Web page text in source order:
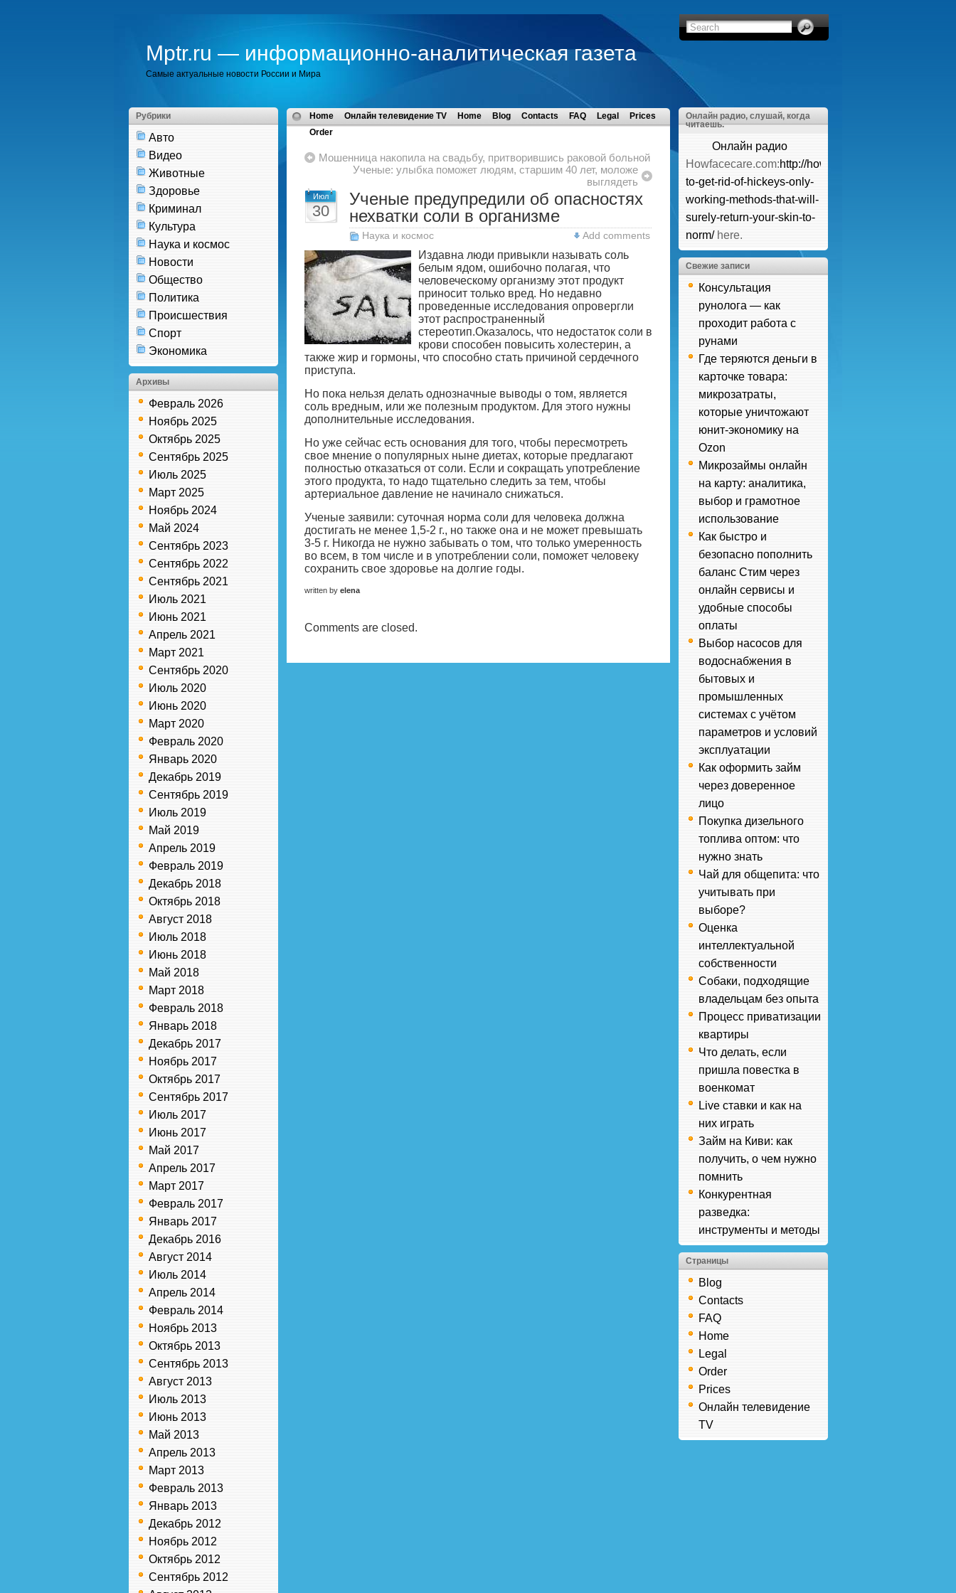
Mptr.ru — информационно-аналитическая газета
Самые актуальные новости России и Мира
Рубрики
Авто
Видео
Животные
Здоровье
Криминал
Культура
Наука и космос
Новости
Общество
Политика
Происшествия
Спорт
Экономика
Архивы
Февраль 2026
Ноябрь 2025
Октябрь 2025
Сентябрь 2025
Июль 2025
Март 2025
Ноябрь 2024
Май 2024
Сентябрь 2023
Сентябрь 2022
Сентябрь 2021
Июль 2021
Июнь 2021
Апрель 2021
Март 2021
Сентябрь 2020
Июль 2020
Июнь 2020
Март 2020
Февраль 2020
Январь 2020
Декабрь 2019
Сентябрь 2019
Июль 2019
Май 2019
Апрель 2019
Февраль 2019
Декабрь 2018
Октябрь 2018
Август 2018
Июль 2018
Июнь 2018
Май 2018
Март 2018
Февраль 2018
Январь 2018
Декабрь 2017
Ноябрь 2017
Октябрь 2017
Сентябрь 2017
Июль 2017
Июнь 2017
Май 2017
Апрель 2017
Март 2017
Февраль 2017
Январь 2017
Декабрь 2016
Август 2014
Июль 2014
Апрель 2014
Февраль 2014
Ноябрь 2013
Октябрь 2013
Сентябрь 2013
Август 2013
Июль 2013
Июнь 2013
Май 2013
Апрель 2013
Март 2013
Февраль 2013
Январь 2013
Декабрь 2012
Ноябрь 2012
Октябрь 2012
Сентябрь 2012
Home Онлайн телевидение TV Home Blog Contacts FAQ Legal
Prices
Order
Мошенница накопила на свадьбу, притворившись раковой больной
Ученые: улыбка поможет людям, старшим 40 лет, моложе
выглядеть
Июл
30
Ученые предупредили об опасностях
нехватки соли в организме
Наука и космос Add comments
Издавна люди привыкли называть соль
белым ядом, ошибочно полагая, что
человеческому организму этот продукт
приносит только вред. Но недавно
проведенные исследования опровергли
этот распространенный
стереотип.Оказалось, что недостаток соли в
крови способен повысить холестерин, а
также жир и гормоны, что способно стать причиной сердечного
приступа.
Но пока нельзя делать однозначные выводы о том, является
соль вредным, или же полезным продуктом. Для этого нужны
дополнительные исследования.
Но уже сейчас есть основания для того, чтобы пересмотреть
свое мнение о популярных ныне диетах, которые предлагают
полностью отказаться от соли. Если и сокращать употребление
этого продукта, то надо тщательно следить за тем, чтобы
артериальное давление не начинало снижаться.
Ученые заявили: суточная норма соли для человека должна
достигать не менее 1,5-2 г., но также она и не может превышать
3-5 г. Никогда не нужно забывать о том, что только умеренность
во всем, в том числе и в употреблении соли, поможет человеку
сохранить свое здоровье на долгие годы.
written by elena
Comments are closed.
Онлайн радио, слушай, когда
читаешь.
Онлайн радио
Howfacecare.com:http://howfacecare.com/how-
to-get-rid-of-hickeys-only-
working-methods-that-will-
surely-return-your-skin-to-
norm/here.
Свежие записи
Консультация
рунолога — как
проходит работа с
рунами
Где теряются деньги в
карточке товара:
микрозатраты,
которые уничтожают
юнит-экономику на
Ozon
Микрозаймы онлайн
на карту: аналитика,
выбор и грамотное
использование
Как быстро и
безопасно пополнить
баланс Стим через
онлайн сервисы и
удобные способы
оплаты
Выбор насосов для
водоснабжения в
бытовых и
промышленных
системах с учётом
параметров и условий
эксплуатации
Как оформить займ
через доверенное
лицо
Покупка дизельного
топлива оптом: что
нужно знать
Чай для общепита: что
учитывать при
выборе?
Оценка
интеллектуальной
собственности
Собаки, подходящие
владельцам без опыта
Процесс приватизации
квартиры
Что делать, если
пришла повестка в
военкомат
Live ставки и как на
них играть
Займ на Киви: как
получить, о чем нужно
помнить
Конкурентная
разведка:
инструменты и методы
Страницы
Blog
Contacts
FAQ
Home
Legal
Order
Prices
Онлайн телевидение
TV